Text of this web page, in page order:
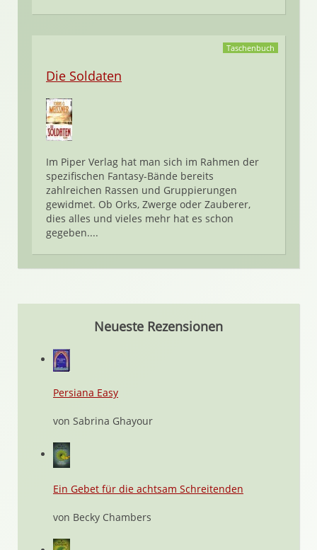
Taschenbuch
Die Soldaten
Im Piper Verlag hat man sich im Rahmen der
spezifischen Fantasy-Bände bereits
zahlreichen Rassen und Gruppierungen
gewidmet. Ob Orks, Zwerge oder Zauberer,
dies alles und vieles mehr hat es schon
gegeben....
Neueste Rezensionen
Persiana Easy
von Sabrina Ghayour
Ein Gebet für die achtsam Schreitenden
von Becky Chambers